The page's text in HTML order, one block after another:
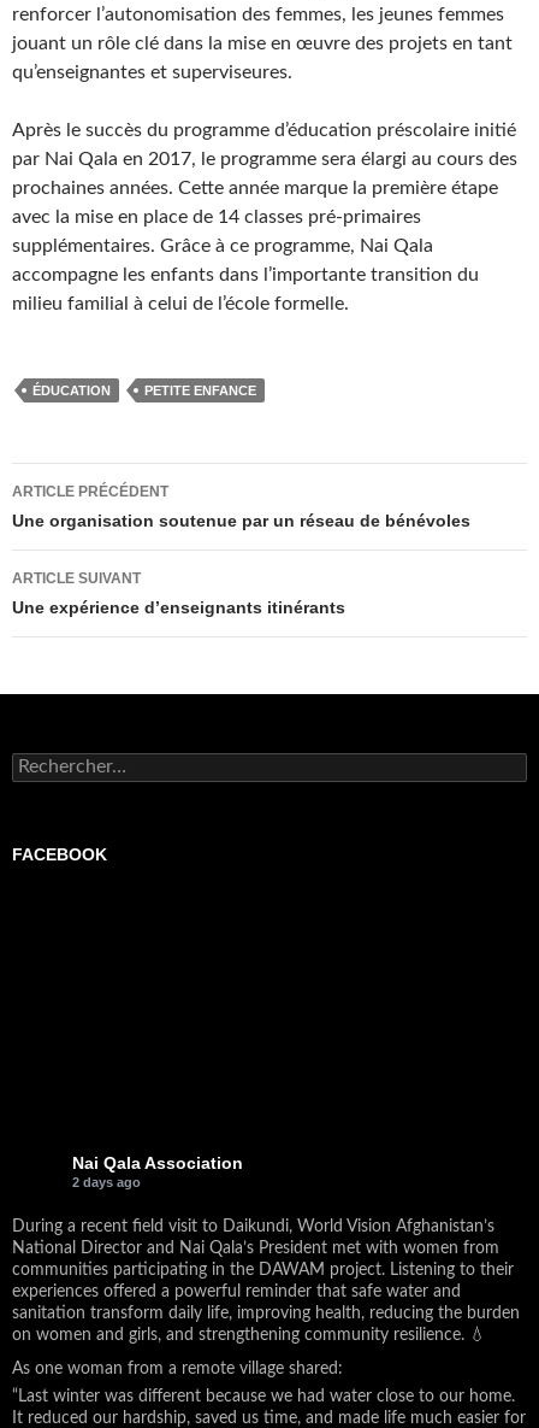
renforcer l’autonomisation des femmes, les jeunes femmes
jouant un rôle clé dans la mise en œuvre des projets en tant
qu’enseignantes et superviseures.
Après le succès du programme d’éducation préscolaire initié
par Nai Qala en 2017, le programme sera élargi au cours des
prochaines années. Cette année marque la première étape
avec la mise en place de 14 classes pré-primaires
supplémentaires. Grâce à ce programme, Nai Qala
accompagne les enfants dans l’importante transition du
milieu familial à celui de l’école formelle.
ÉDUCATION PETITE ENFANCE
Navigation
des
articles
ARTICLE PRÉCÉDENT
Une organisation soutenue par un réseau de bénévoles
ARTICLE SUIVANT
Une expérience d’enseignants itinérants
Rechercher :
FACEBOOK
Nai Qala Association
2 days ago
During a recent field visit to Daikundi, World Vision Afghanistan’s
National Director and Nai Qala’s President met with women from
communities participating in the DAWAM project. Listening to their
experiences offered a powerful reminder that safe water and
sanitation transform daily life, improving health, reducing the burden
on women and girls, and strengthening community resilience. 💧
As one woman from a remote village shared:
“Last winter was different because we had water close to our home.
It reduced our hardship, saved us time, and made life much easier for